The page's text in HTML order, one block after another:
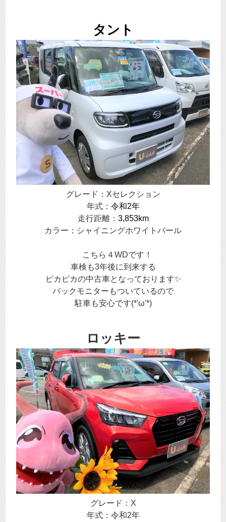
タント
グレード：Xセレクション
年式： 令和2年
走行距離： 3,853km
カラー：シャイニングホワイトパール
こちら４WDです！
車検も3年後に到来する
ピカピカの中古車となっております✨
バックモニターもついているので
駐車も安心です(*'ω'*)
ロッキー
グレード：X
年式：令和2年